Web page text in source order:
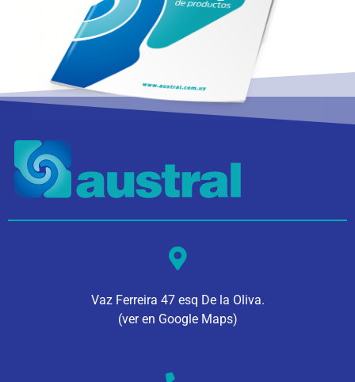
Vaz Ferreira 47 esq De la Oliva.
(ver en Google Maps)